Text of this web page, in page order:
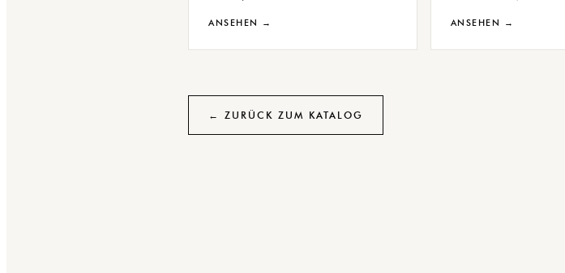
ANSEHEN → ANSEHEN →
← ZURÜCK ZUM KATALOG